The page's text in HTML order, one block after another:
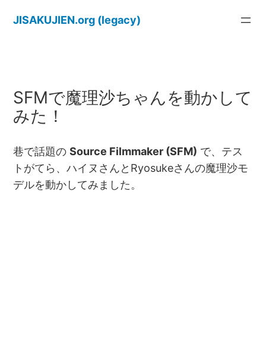
JISAKUJIEN.org (legacy)
SFMで魔理沙ちゃんを動かして
みた！
巷で話題のSource Filmmaker (SFM) で、テス
トがてら、ハイヌさんとRyosukeさんの魔理沙モ
デルを動かしてみました。